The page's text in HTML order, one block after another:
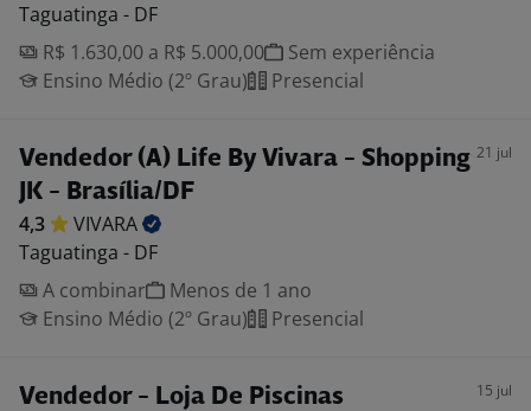
Taguatinga - DF
R$ 1.630,00 a R$ 5.000,00
Sem experiência
Ensino Médio (2º Grau)
Presencial
Vendedor (A) Life By Vivara - Shopping
JK - Brasília/DF
21 jul
4,3
VIVARA
Taguatinga - DF
A combinar
Menos de 1 ano
Ensino Médio (2º Grau)
Presencial
Vendedor - Loja De Piscinas 15 jul